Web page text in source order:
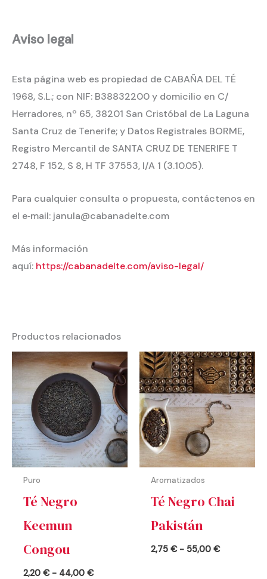
Aviso legal
Esta página web es propiedad de CABAÑA DEL TÉ
1968, S.L.; con NIF: B38832200 y domicilio en C/
Herradores, nº 65, 38201 San Cristóbal de La Laguna
Santa Cruz de Tenerife; y Datos Registrales BORME,
Registro Mercantil de SANTA CRUZ DE TENERIFE T
2748, F 152, S 8, H TF 37553, I/A 1 (3.10.05).
Para cualquier consulta o propuesta, contáctenos en
el e‐mail: janula@cabanadelte.com
Más información
aquí: https://cabanadelte.com/aviso-legal/
Productos relacionados
Puro
Té Negro
Keemun
Congou
2,20€ - 44,00€
Rango
de
precios:
desde
2,20 €
hasta
44,00 €
Aromatizados
Té Negro Chai
Pakistán
2,75€ - 55,00€
Rango
de
precios:
desde
2,75 €
hasta
55,00 €